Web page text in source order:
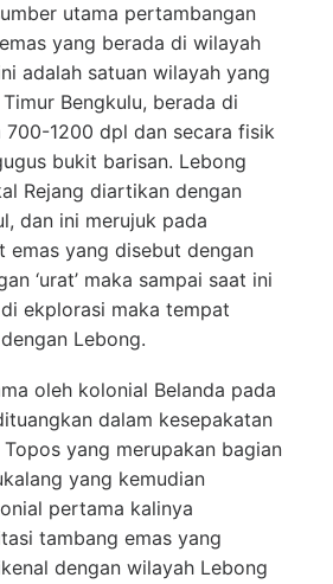
utama pertambangan
yang berada di wilayah
adalah satuan wilayah yang
Bengkulu, berada di
700-1200 dpl dan secara fisik
bukit barisan. Lebong
Rejang diartikan dengan
dan ini merujuk pada
emas yang disebut dengan
‘urat’ maka sampai saat ini
ekplorasi maka tempat
Lebong.
oleh kolonial Belanda pada
dalam kesepakatan
yang merupakan bagian
yang kemudian
pertama kalinya
tambang emas yang
dengan wilayah Lebong